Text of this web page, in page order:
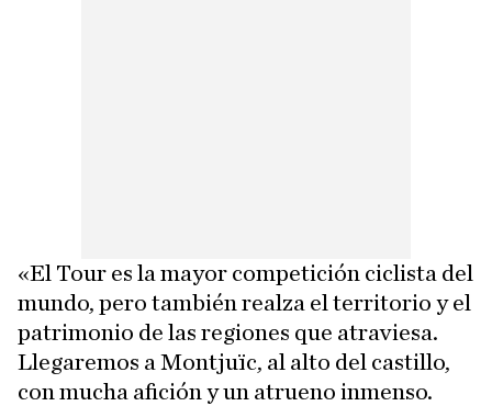
«El Tour es la mayor competición ciclista del
mundo, pero también realza el territorio y el
patrimonio de las regiones que atraviesa.
Llegaremos a Montjuïc, al alto del castillo,
con mucha afición y un atrueno inmenso.